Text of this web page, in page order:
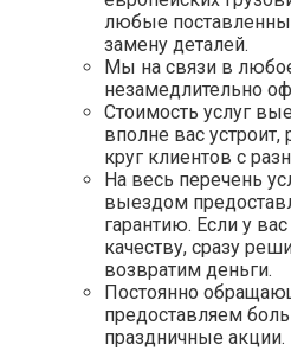
любые
замену деталей.
Мы на связи в
незамедлительно
Стоимость услуг
вполне вас
круг клиентов с
На весь перечень
выездом
гарантию. Если у
качеству, сразу
возвратим деньги.
Постоянно
предоставляем
праздничные акции.